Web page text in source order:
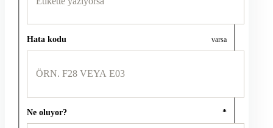
Hata kodu varsa
Ne oluyor? *